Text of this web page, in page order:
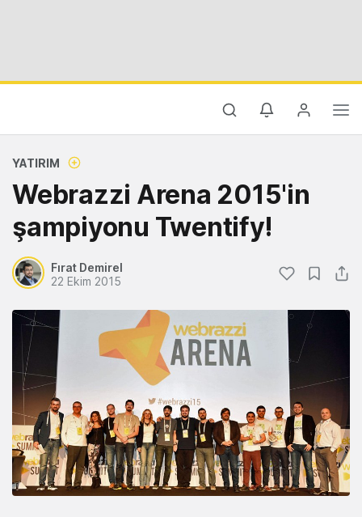
YATIRIM
Webrazzi Arena 2015'in
şampiyonu Twentify!
Fırat Demirel
22 Ekim 2015